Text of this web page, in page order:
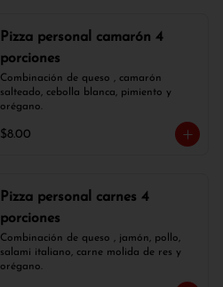
Pizza personal camarón 4
porciones
Combinación de queso , camarón
salteado, cebolla blanca, pimiento y
orégano.
$8.00
Pizza personal carnes 4
porciones
Combinación de queso , jamón, pollo,
salami italiano, carne molida de res y
orégano.